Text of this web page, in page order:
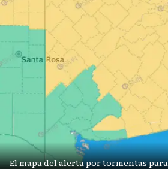
El mapa del alerta por tormentas